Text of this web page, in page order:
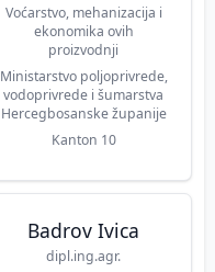
Voćarstvo, mehanizacija i
ekonomika ovih
proizvodnji
Ministarstvo poljoprivrede,
vodoprivrede i šumarstva
Hercegbosanske županije
Kanton 10
Badrov Ivica
dipl.ing.agr.